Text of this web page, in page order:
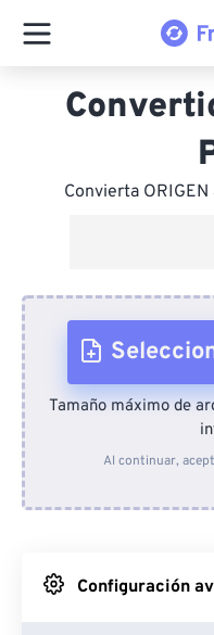
Convierta
Desde
Desde
Tamaño máximo de
Al continuar,
Configuración